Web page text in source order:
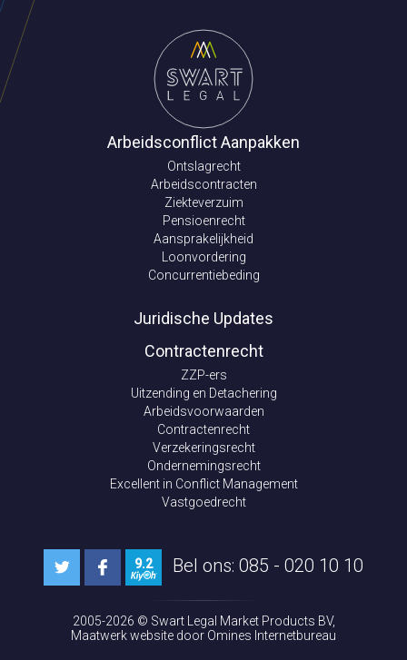
Arbeidsconflict Aanpakken
Ontslagrecht
Arbeidscontracten
Ziekteverzuim
Pensioenrecht
Aansprakelijkheid
Loonvordering
Concurrentiebeding
Juridische Updates
Contractenrecht
ZZP-ers
Uitzending en Detachering
Arbeidsvoorwaarden
Contractenrecht
Verzekeringsrecht
Ondernemingsrecht
Excellent in Conflict Management
Vastgoedrecht
9.2 Bel ons: 085 - 020 10 10
2005-2026 © Swart Legal Market Products BV,
Maatwerk website door Omines Internetbureau